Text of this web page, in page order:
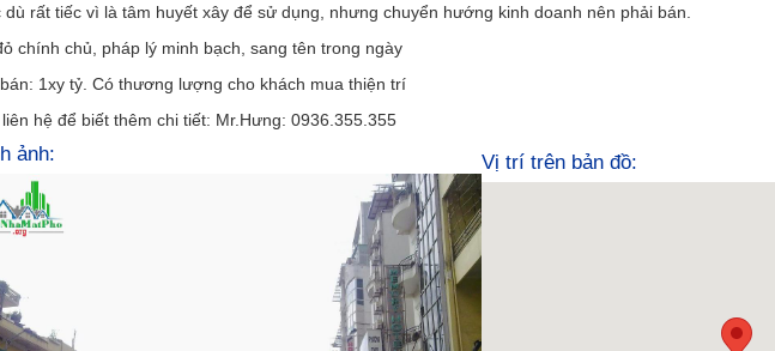
dù rất tiếc vì là tâm huyết xây để sử dụng, nhưng chuyển hướng kinh doanh nên phải bán.
chính chủ, pháp lý minh bạch, sang tên trong ngày
1xy tỷ. Có thương lượng cho khách mua thiện trí
hệ để biết thêm chi tiết: Mr.Hưng: 0936.355.355
ảnh: Vị trí trên bản đồ: